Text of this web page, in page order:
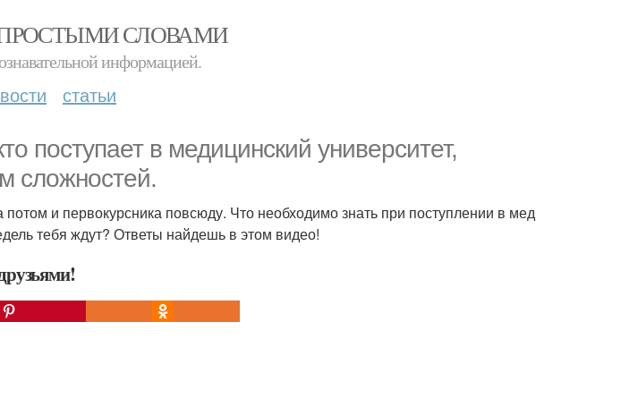
СЛОВАМИ
информацией.
статьи
поступает в медицинский университет,
сложностей.
и первокурсника повсюду. Что необходимо знать при поступлении в мед
тебя ждут? Ответы найдешь в этом видео!